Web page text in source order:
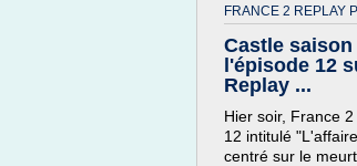
FRANCE 2 REPLAY
Castle
l'épisode 12
Replay ...
Hier soir, France
12 intitulé
centré sur le